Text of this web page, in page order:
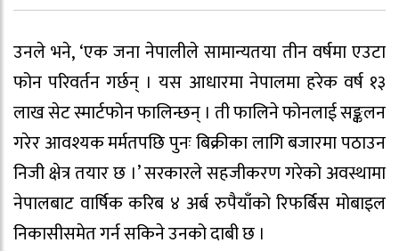
उनले भने, ‘एक जना नेपालीले सामान्यतया तीन वर्षमा एउटा
फोन परिवर्तन गर्छन् । यस आधारमा नेपालमा हरेक वर्ष १३
लाख सेट स्मार्टफोन फालिन्छन् । ती फालिने फोनलाई सङ्कलन
गरेर आवश्यक मर्मतपछि पुनः बिक्रीका लागि बजारमा पठाउन
निजी क्षेत्र तयार छ ।’ सरकारले सहजीकरण गरेको अवस्थामा
नेपालबाट वार्षिक करिब ४ अर्ब रुपैयाँको रिफर्बिस मोबाइल
निकासीसमेत गर्न सकिने उनको दाबी छ ।